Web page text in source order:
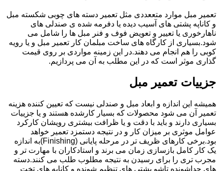
تعمیر مبل موارد متععددی مثل تعمیر دسته های چوبی شکسته مبل
و کاناپه پشتی های آسیب دیده یا دفرمه شده ی صندلی های
ناهارخوری یا تعییر و تعویض فوف و فنر مبل ها را شامل می
شود.بسیاری از کارگاه های ساخت مبلمان کار تعمیر مبل و یا رویه
کوبی را هم انجام می دهند.در این زمینه مواردی بر روی قیمت
گذاری موثر است که در این مطلب به آن می پردازیم.
جزییات تعمیر مبل
همیشه این اندازه و ابعاد مبل و صندلی نیست که تعیین کننده هزینه
تعمیر آن می شود محصولات که بسیار کارشده هستند و یا جزییات
بسیاری دارند و باید با دقت و یا ظرافت بیشتری رویشان کارکرد
عوامل موثری بر میزان کار و در نتیجه دستمزد تعمیر خواهد
بود.برخی کارهای ظریف تر در مرحله پایانی (Finishing)به اندازه
یک کار کامل بازسازی زمان می برند و استادکاران با مهارت تر و
مجرب تری را برای رسیدن به نتیجه مطلوب طلب می کنند.دسته
های جداشونده تاشو پشتی های تنظیم شونده و کاناپه های تخت